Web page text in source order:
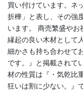
買い付けています。ネ
折樺」と表し、その強
います。 商売繁盛やお
縁起の良い木材として
細かさも持ち合わせて
です。』と掲載されて
材の性質は『・気乾
狂いは割に少ない。』